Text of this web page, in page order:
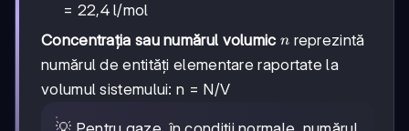
= 22,4 l/mol
Concentrația sau numărul volumic n
n reprezintă
numărul de entități elementare raportate la
volumul sistemului: n = N/V